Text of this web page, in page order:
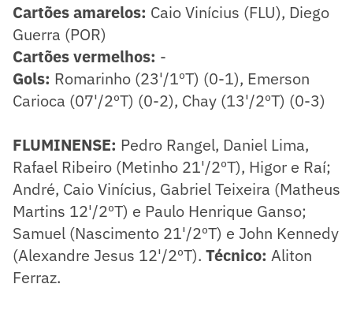
Cartões amarelos: Caio Vinícius (FLU), Diego
Guerra (POR)
Cartões vermelhos: -
Gols: Romarinho (23'/1ºT) (0-1), Emerson
Carioca (07'/2ºT) (0-2), Chay (13'/2ºT) (0-3)
FLUMINENSE: Pedro Rangel, Daniel Lima,
Rafael Ribeiro (Metinho 21'/2ºT), Higor e Raí;
André, Caio Vinícius, Gabriel Teixeira (Matheus
Martins 12'/2ºT) e Paulo Henrique Ganso;
Samuel (Nascimento 21'/2ºT) e John Kennedy
(Alexandre Jesus 12'/2ºT). Técnico: Aliton
Ferraz.